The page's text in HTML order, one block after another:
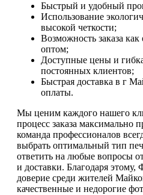
Быстрый и удобный
Использование
высокой четкости;
Возможность заказа как
оптом;
Доступные цены и
постоянных клиентов;
Быстрая доставка в г
оплаты.
Мы ценим каждого нашего
процесс заказа
команда профессионалов
выбрать оптимальный тип
ответить на любые вопросы
и доставки. Благодаря этому,
доверие среди жителей
качественные и недорогие